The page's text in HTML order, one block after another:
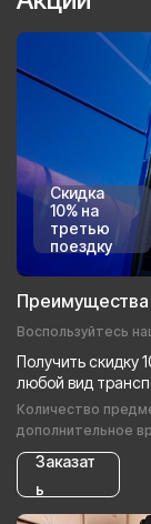
Скидка
10% на
третью
поездку
Преимущества
Воспользуйтесь
Получить скидку
любой вид
Количество
дополнительное
Заказат
ь